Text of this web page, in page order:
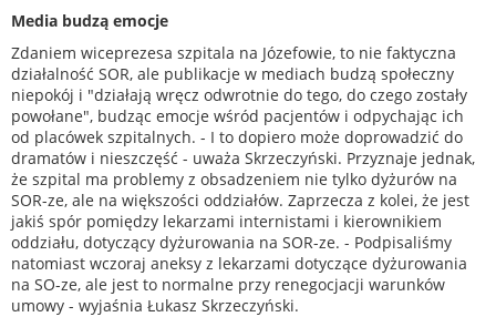
Media budzą emocje
Zdaniem wiceprezesa szpitala na Józefowie, to nie faktyczna
działalność SOR, ale publikacje w mediach budzą społeczny
niepokój i "działają wręcz odwrotnie do tego, do czego zostały
powołane", budząc emocje wśród pacjentów i odpychając ich
od placówek szpitalnych. - I to dopiero może doprowadzić do
dramatów i nieszczęść - uważa Skrzeczyński. Przyznaje jednak,
że szpital ma problemy z obsadzeniem nie tylko dyżurów na
SOR-ze, ale na większości oddziałów. Zaprzecza z kolei, że jest
jakiś spór pomiędzy lekarzami internistami i kierownikiem
oddziału, dotyczący dyżurowania na SOR-ze. - Podpisaliśmy
natomiast wczoraj aneksy z lekarzami dotyczące dyżurowania
na SO-ze, ale jest to normalne przy renegocjacji warunków
umowy - wyjaśnia Łukasz Skrzeczyński.